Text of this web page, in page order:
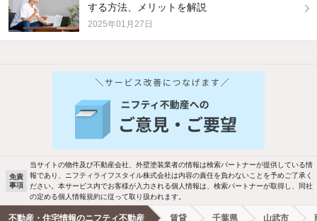
する方法、メリットを解説
2025年01月27日
バス・トイレ別 2階以上
洗濯機置場あり 独立洗面台
エアコンあり 都市ガス
免責
事項
当サイトの物件及び不動産会社、外壁塗装業者の情報は検索パートナーが提供している情
報であり、ニフティライフスタイル株式会社は内容の責任を負わないことを予めご了承く
ださい。本サービス内でお客様が入力される個人情報は、検索パートナーが取得し、同社
の定める個人情報規約に従って取り扱われます。
不動産・住宅情報のニフティ不動産 賃貸 千葉県 山武市